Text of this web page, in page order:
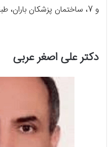
و 7، ساختمان پزشکان باران، طبقه سوم، واحد 309
دکتر علی اصغر عربی